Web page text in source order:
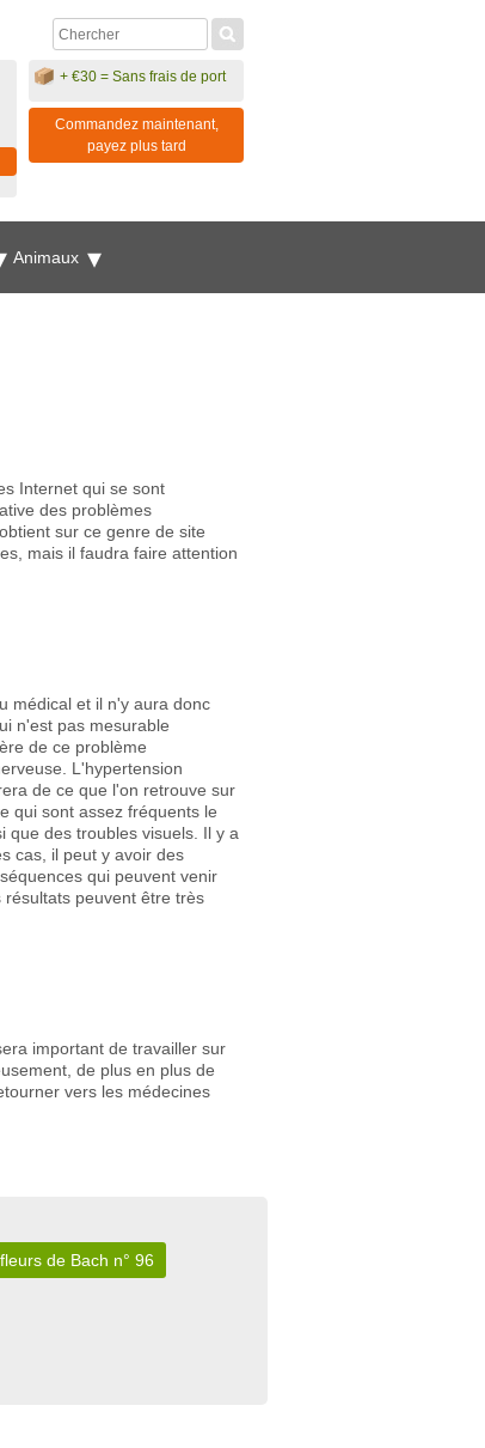
+ €30 = Sans frais de port
Commandez maintenant,
payez plus tard
Animaux
Internet qui se sont
des problèmes
sur ce genre de site
mais il faudra faire attention
médical et il n'y aura donc
n'est pas mesurable
de ce problème
L'hypertension
de ce que l'on retrouve sur
qui sont assez fréquents le
que des troubles visuels. Il y a
cas, il peut y avoir des
qui peuvent venir
peuvent être très
important de travailler sur
de plus en plus de
vers les médecines
de Bach n° 96